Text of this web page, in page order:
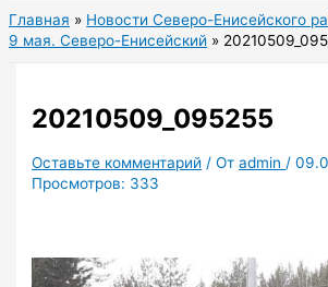
Главная
Новости Северо-Енисейского
9 мая. Северо-Енисейский
20210509_095255
Оставьте комментарий / Отadmin /
Просмотров: 333